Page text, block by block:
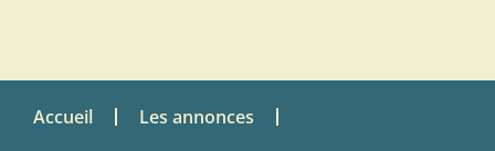
Accueil Les annonces